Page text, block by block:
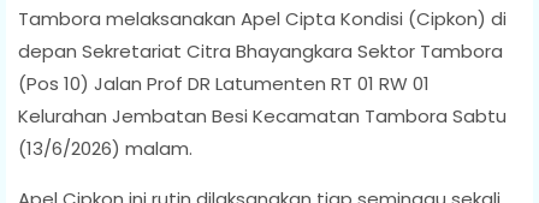
Tambora melaksanakan Apel Cipta Kondisi (Cipkon) di
depan Sekretariat Citra Bhayangkara Sektor Tambora
(Pos 10) Jalan Prof DR Latumenten RT 01 RW 01
Kelurahan Jembatan Besi Kecamatan Tambora Sabtu
(13/6/2026) malam.